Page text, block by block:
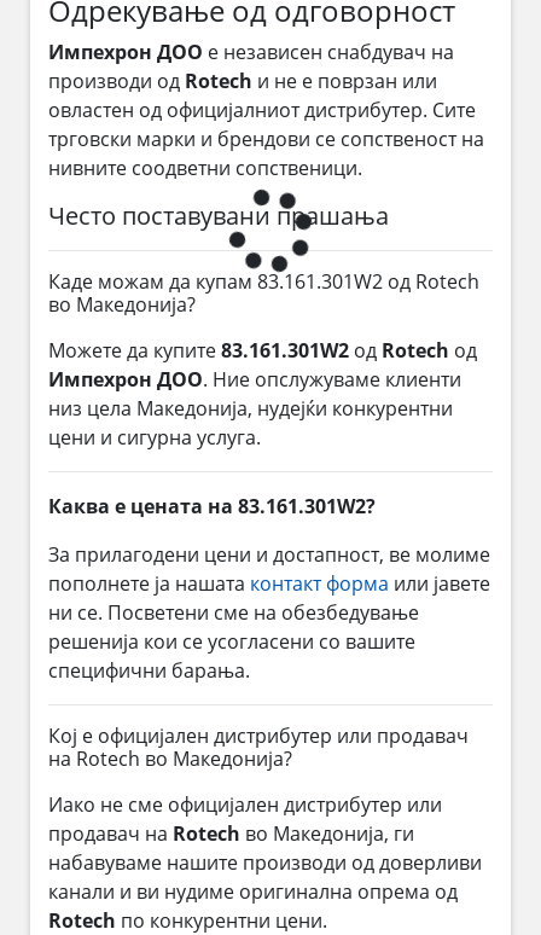
Одрекување од одговорност
Импехрон ДОО е независен снабдувач на
производи од Rotech и не е поврзан или
овластен од официјалниот дистрибутер. Сите
трговски марки и брендови се сопственост на
нивните соодветни сопственици.
Често поставувани прашања
Каде можам да купам 83.161.301W2 од Rotech
во Македонија?
Можете да купите83.161.301W2 од Rotech од
Импехрон ДОО. Ние опслужуваме клиенти
низ цела Македонија, нудејќи конкурентни
цени и сигурна услуга.
Каква е цената на 83.161.301W2?
За прилагодени цени и достапност, ве молиме
пополнете ја нашата контакт форма или јавете
ни се. Посветени сме на обезбедување
решенија кои се усогласени со вашите
специфични барања.
Кој е официјален дистрибутер или продавач
на Rotech во Македонија?
Иако не сме официјален дистрибутер или
продавач на Rotech во Македонија, ги
набавуваме нашите производи од доверливи
канали и ви нудиме оригинална опрема од
Rotech по конкурентни цени.